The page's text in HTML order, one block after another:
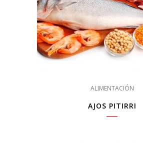
ALIMENTACIÓN
AJOS PITIRRI